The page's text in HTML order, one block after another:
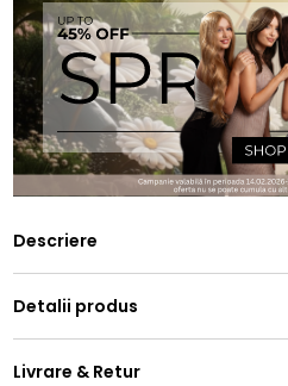
Descriere
Detalii produs
Livrare & Retur